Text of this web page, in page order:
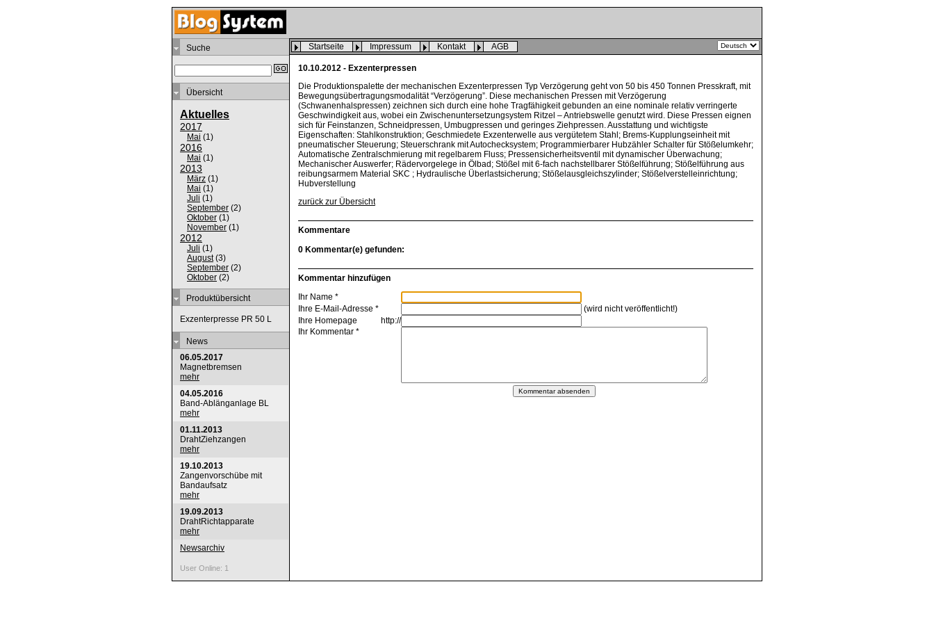
Suche
Übersicht
Aktuelles
2017
Mai (1)
2016
Mai (1)
2013
März (1)
Mai (1)
Juli (1)
September (2)
Oktober (1)
November (1)
2012
Juli (1)
August(3)
September (2)
Oktober (2)
Produktübersicht
Exzenterpresse PR 50 L
News
06.05.2017
Magnetbremsen
mehr
04.05.2016
Band-Ablänganlage BL
mehr
01.11.2013
DrahtZiehzangen
mehr
19.10.2013
Zangenvorschübe mit
Bandaufsatz
mehr
19.09.2013
DrahtRichtapparate
mehr
Newsarchiv
User Online: 1
Startseite Impressum Kontakt AGB
10.10.2012 - Exzenterpressen
Die Produktionspalette der mechanischen Exzenterpressen Typ Verzögerung geht von 50 bis 450 Tonnen Presskraft, mit
Bewegungsübertragungsmodalität “Verzögerung”. Diese mechanischen Pressen mit Verzögerung
(Schwanenhalspressen) zeichnen sich durch eine hohe Tragfähigkeit gebunden an eine nominale relativ verringerte
Geschwindigkeit aus, wobei ein Zwischenuntersetzungsystem Ritzel – Antriebswelle genutzt wird. Diese Pressen eignen
sich für Feinstanzen, Schneidpressen, Umbugpressen und geringes Ziehpressen. Ausstattung und wichtigste
Eigenschaften: Stahlkonstruktion; Geschmiedete Exzenterwelle aus vergütetem Stahl; Brems-Kupplungseinheit mit
pneumatischer Steuerung; Steuerschrank mit Autochecksystem; Programmierbarer Hubzähler Schalter für Stößelumkehr;
Automatische Zentralschmierung mit regelbarem Fluss; Pressensicherheitsventil mit dynamischer Überwachung;
Mechanischer Auswerfer; Rädervorgelege in Ölbad; Stößel mit 6-fach nachstellbarer Stößelführung; Stößelführung aus
reibungsarmem Material SKC ; Hydraulische Überlastsicherung; Stößelausgleichszylinder; Stößelverstelleinrichtung;
Hubverstellung
zurück zur Übersicht
Kommentare
0 Kommentar(e) gefunden:
Kommentar hinzufügen
Ihr Name *
Ihre E-Mail-Adresse *
(wird nicht veröffentlicht!)
Ihre Homepage
http://
Ihr Kommentar *